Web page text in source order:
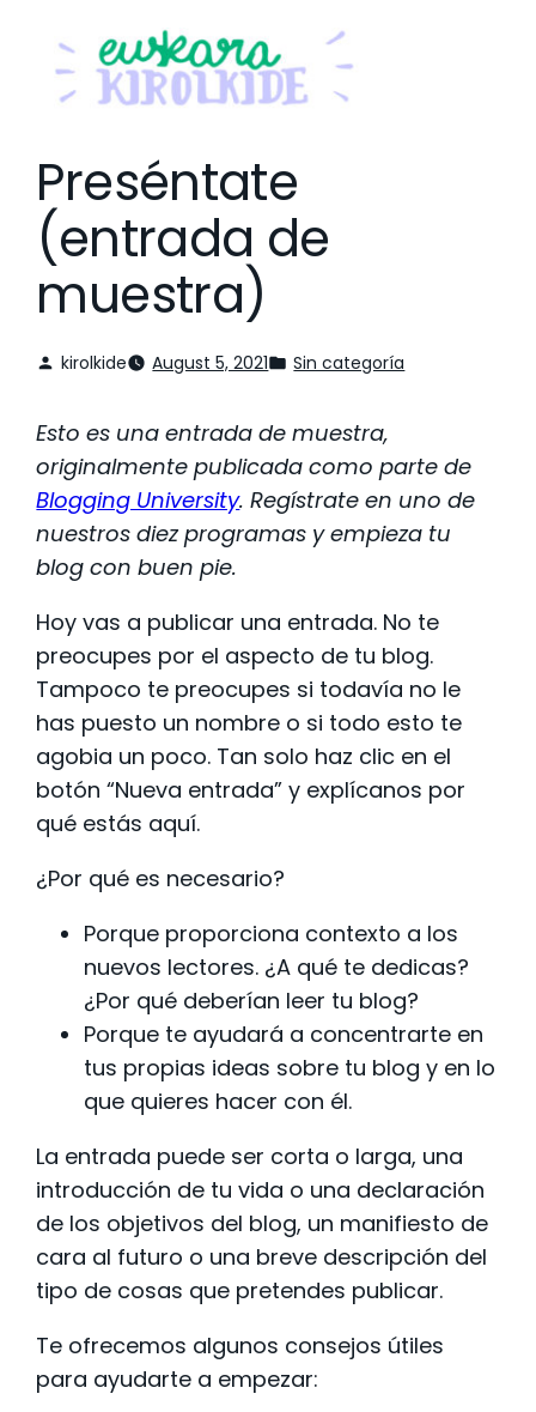
Preséntate
(entrada de
muestra)
kirolkide August 5, 2021 Sin categoría
Esto es una entrada de muestra,
originalmente publicada como parte de
Blogging University. Regístrate en uno de
nuestros diez programas y empieza tu
blog con buen pie.
Hoy vas a publicar una entrada. No te
preocupes por el aspecto de tu blog.
Tampoco te preocupes si todavía no le
has puesto un nombre o si todo esto te
agobia un poco. Tan solo haz clic en el
botón “Nueva entrada” y explícanos por
qué estás aquí.
¿Por qué es necesario?
Porque proporciona contexto a los
nuevos lectores. ¿A qué te dedicas?
¿Por qué deberían leer tu blog?
Porque te ayudará a concentrarte en
tus propias ideas sobre tu blog y en lo
que quieres hacer con él.
La entrada puede ser corta o larga, una
introducción de tu vida o una declaración
de los objetivos del blog, un manifiesto de
cara al futuro o una breve descripción del
tipo de cosas que pretendes publicar.
Te ofrecemos algunos consejos útiles
para ayudarte a empezar: